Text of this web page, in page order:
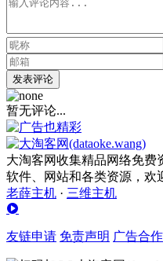
发表评论
暂无评论...
大淘客网收集精品网络免费
软件、网站和各类资源，欢
老薛主机 · 三维主机
友链申请 免责声明 广告合作